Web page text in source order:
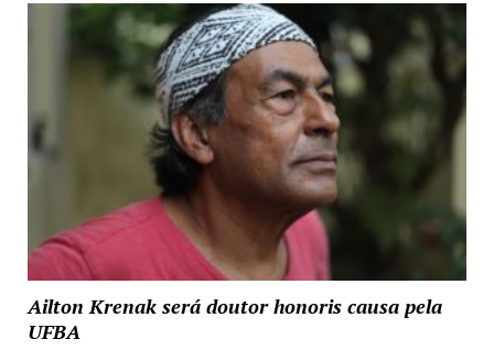
Ailton Krenak será doutor honoris causa pela
UFBA